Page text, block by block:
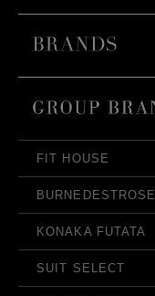
FIT HOUSE
BURNEDESTROSE
KONAKA FUTATA
SUIT SELECT